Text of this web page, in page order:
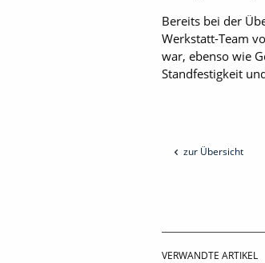
Bereits bei der
Werkstatt-Team
war, ebenso wie
Standfestigkeit
zur Übersicht
VERWANDTE ARTIKEL